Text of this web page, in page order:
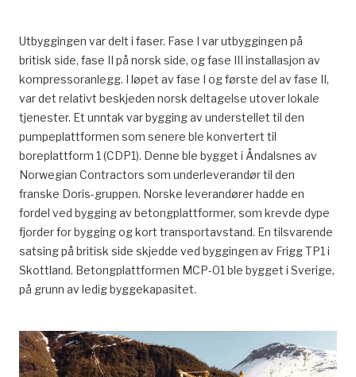
Utbyggingen var delt i faser. Fase I var utbyggingen på
britisk side, fase II på norsk side, og fase III installasjon av
kompressoranlegg. I løpet av fase I og første del av fase II,
var det relativt beskjeden norsk deltagelse utover lokale
tjenester. Et unntak var bygging av understellet til den
pumpeplattformen som senere ble konvertert til
boreplattform 1 (CDP1). Denne ble bygget i Åndalsnes av
Norwegian Contractors som underleverandør til den
franske Doris-gruppen. Norske leverandører hadde en
fordel ved bygging av betongplattformer, som krevde dype
fjorder for bygging og kort transportavstand. En tilsvarende
satsing på britisk side skjedde ved byggingen av Frigg TP1 i
Skottland. Betongplattformen MCP-01 ble bygget i Sverige,
på grunn av ledig byggekapasitet.